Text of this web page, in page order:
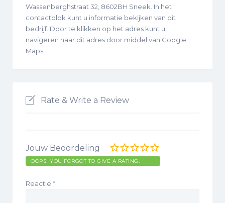
Wassenberghstraat 32, 8602BH Sneek. In het
contactblok kunt u informatie bekijken van dit
bedrijf. Door te klikken op het adres kunt u
navigeren naar dit adres door middel van Google
Maps.
Rate & Write a Review
Jouw Beoordeling
OOPS! YOU FORGOT TO GIVE A RATING.
Reactie *